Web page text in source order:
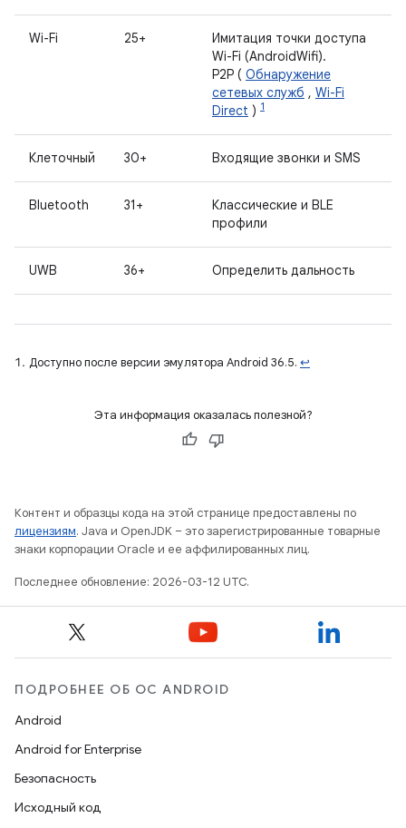
Wi-Fi 25+
Имитация точки доступа
Wi-Fi (AndroidWifi).
P2P ( Обнаружение
сетевых служб , Wi-Fi
Direct ) 1
Клеточный 30+ Входящие звонки и SMS
Bluetooth 31+
Классические и BLE
профили
UWB 36+ Определить дальность
Доступно после версии эмулятора Android 36.5. ↩
Эта информация оказалась полезной?
Контент и образцы кода на этой странице предоставлены по
лицензиям. Java и OpenJDK – это зарегистрированные товарные
знаки корпорации Oracle и ее аффилированных лиц.
Последнее обновление: 2026-03-12 UTC.
ПОДРОБНЕЕ ОБ ОС ANDROID
Android
Android for Enterprise
Безопасность
Исходный код